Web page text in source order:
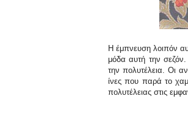
Η έμπνευση λοιπόν
μόδα αυτή την σεζόν.
την πολυτέλεια. Οι
ίνες που παρά το
πολυτέλειας στις